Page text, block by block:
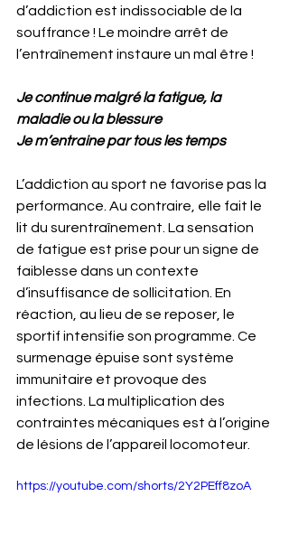
d’addiction est indissociable de la
souffrance ! Le moindre arrêt de
l’entraînement instaure un mal être !
Je continue malgré la fatigue, la
maladie ou la blessure
Je m’entraine par tous les temps
L’addiction au sport ne favorise pas la
performance. Au contraire, elle fait le
lit du surentraînement. La sensation
de fatigue est prise pour un signe de
faiblesse dans un contexte
d’insuffisance de sollicitation. En
réaction, au lieu de se reposer, le
sportif intensifie son programme. Ce
surmenage épuise sont système
immunitaire et provoque des
infections. La multiplication des
contraintes mécaniques est à l’origine
de lésions de l’appareil locomoteur.
https://youtube.com/shorts/2Y2PEff8zoA